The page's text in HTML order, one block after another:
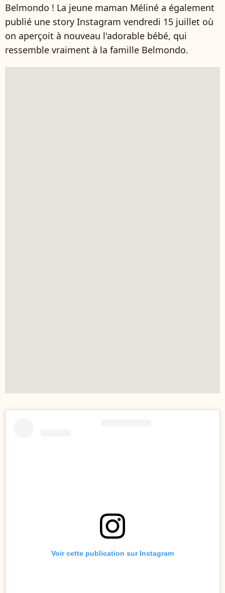
Belmondo ! La jeune maman Méliné a également
publié une story Instagram vendredi 15 juillet où
on aperçoit à nouveau l'adorable bébé, qui
ressemble vraiment à la famille Belmondo.
Voir cette publication sur Instagram